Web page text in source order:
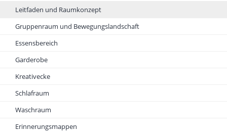
Leitfaden und Raumkonzept
Gruppenraum und Bewegungslandschaft
Essensbereich
Garderobe
Kreativecke
Schlafraum
Waschraum
Erinnerungsmappen